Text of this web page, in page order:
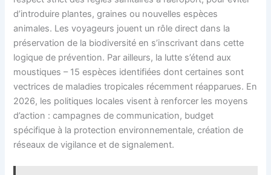
d’introduire plantes, graines ou nouvelles espèces
animales. Les voyageurs jouent un rôle direct dans la
préservation de la biodiversité en s’inscrivant dans cette
logique de prévention. Par ailleurs, la lutte s’étend aux
moustiques – 15 espèces identifiées dont certaines sont
vectrices de maladies tropicales récemment réapparues. En
2026, les politiques locales visent à renforcer les moyens
d’action : campagnes de communication, budget
spécifique à la protection environnementale, création de
réseaux de vigilance et de signalement.